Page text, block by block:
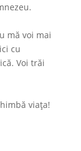
mă voi mai
cu
Voi trăi
viața!